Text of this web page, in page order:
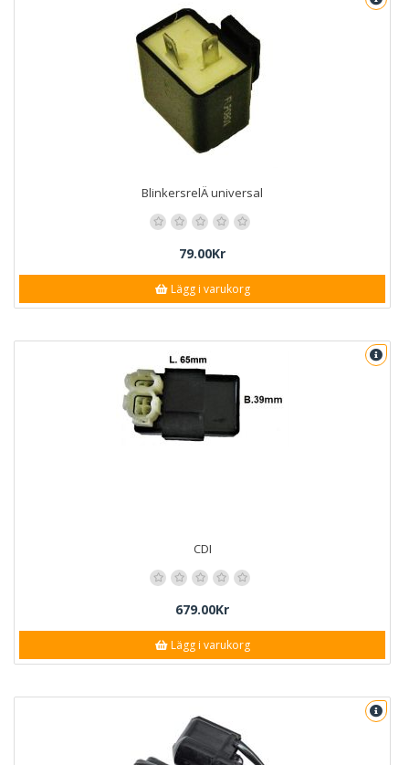
BlinkersrelÄ universal
79.00Kr
Lägg i varukorg
CDI
679.00Kr
Lägg i varukorg